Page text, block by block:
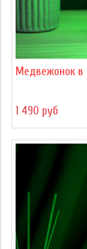
Медвежонок в
1 490 руб